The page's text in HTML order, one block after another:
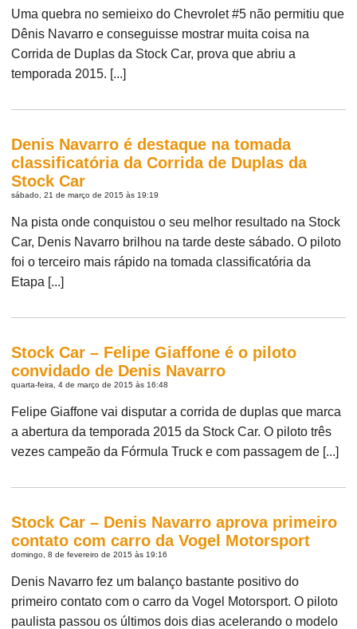
Uma quebra no semieixo do Chevrolet #5 não permitiu que
Dênis Navarro e conseguisse mostrar muita coisa na
Corrida de Duplas da Stock Car, prova que abriu a
temporada 2015. [...]
Denis Navarro é destaque na tomada
classificatória da Corrida de Duplas da
Stock Car
sábado, 21 de março de 2015 às 19:19
Na pista onde conquistou o seu melhor resultado na Stock
Car, Denis Navarro brilhou na tarde deste sábado. O piloto
foi o terceiro mais rápido na tomada classificatória da
Etapa [...]
Stock Car – Felipe Giaffone é o piloto
convidado de Denis Navarro
quarta-feira, 4 de março de 2015 às 16:48
Felipe Giaffone vai disputar a corrida de duplas que marca
a abertura da temporada 2015 da Stock Car. O piloto três
vezes campeão da Fórmula Truck e com passagem de [...]
Stock Car – Denis Navarro aprova primeiro
contato com carro da Vogel Motorsport
domingo, 8 de fevereiro de 2015 às 19:16
Denis Navarro fez um balanço bastante positivo do
primeiro contato com o carro da Vogel Motorsport. O piloto
paulista passou os últimos dois dias acelerando o modelo